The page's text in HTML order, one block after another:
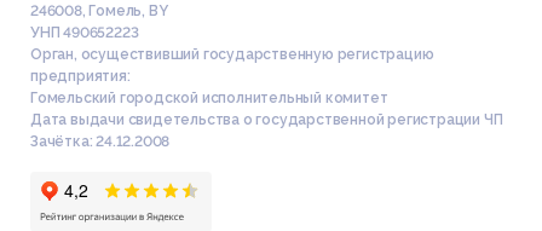
246008,Гомель BY
УНП 490652223
Орган, осуществивший государственную регистрацию
предприятия:
Гомельский городской исполнительный комитет
Дата выдачи свидетельства о государственной регистрации ЧП
Зачётка: 24.12.2008